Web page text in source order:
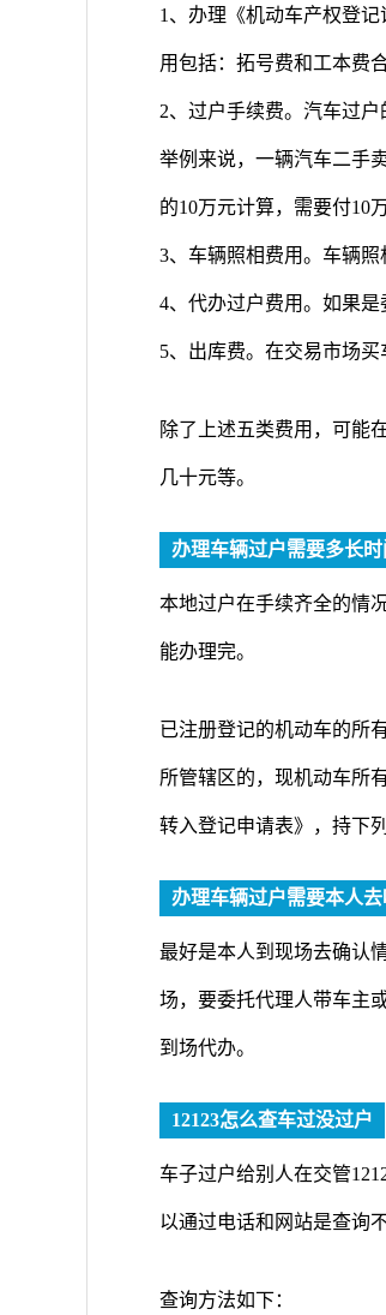
1、办理《机动车产权登
用包括：拓号费和工本费合
2、过户手续费。汽车过户
举例来说，一辆汽车二手
的10万元计算，需要付10
3、车辆照相费用。车辆照
4、代办过户费用。如果是
5、出库费。在交易市场买
除了上述五类费用，可能
几十元等。
办理车辆过户需要多长时
本地过户在手续齐全的情
能办理完。
已注册登记的机动车的所
所管辖区的，现机动车所
转入登记申请表》，持下
办理车辆过户需要本人去
最好是本人到现场去确认
场，要委托代理人带车主
到场代办。
12123怎么查车过没过户
车子过户给别人在交管
以通过电话和网站是查询不
查询方法如下：